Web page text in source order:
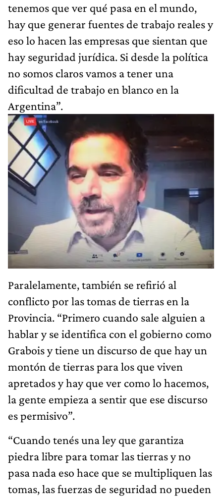
tenemos que ver qué pasa en el mundo,
hay que generar fuentes de trabajo reales y
eso lo hacen las empresas que sientan que
hay seguridad jurídica. Si desde la política
no somos claros vamos a tener una
dificultad de trabajo en blanco en la
Argentina”.
Paralelamente, también se refirió al
conflicto por las tomas de tierras en la
Provincia. “Primero cuando sale alguien a
hablar y se identifica con el gobierno como
Grabois y tiene un discurso de que hay un
montón de tierras para los que viven
apretados y hay que ver como lo hacemos,
la gente empieza a sentir que ese discurso
es permisivo”.
“Cuando tenés una ley que garantiza
piedra libre para tomar las tierras y no
pasa nada eso hace que se multipliquen las
tomas, las fuerzas de seguridad no pueden